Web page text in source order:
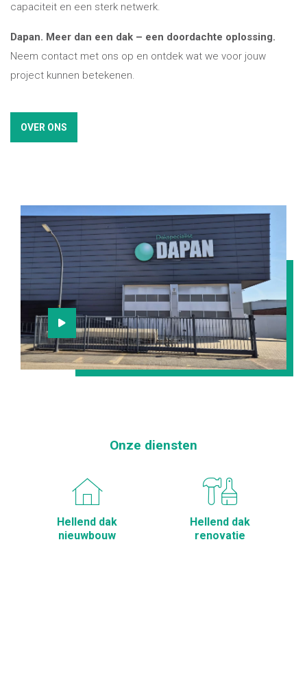
capaciteit en een sterk netwerk.
Dapan. Meer dan een dak – een doordachte oplossing.
Neem contact met ons op en ontdek wat we voor jouw
project kunnen betekenen.
OVER ONS
Onze diensten
Hellend dak
nieuwbouw
Hellend dak
renovatie